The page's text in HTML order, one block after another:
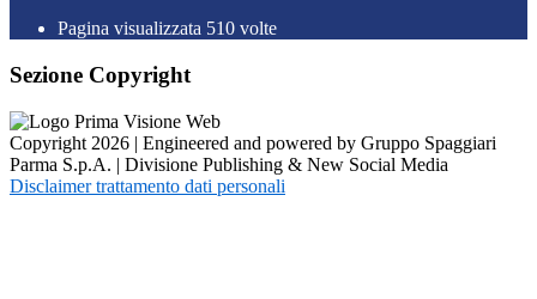
Pagina visualizzata 510 volte
Sezione Copyright
Copyright 2026 | Engineered and powered by Gruppo Spaggiari
Parma S.p.A. | Divisione Publishing & New Social Media
Disclaimer trattamento dati personali